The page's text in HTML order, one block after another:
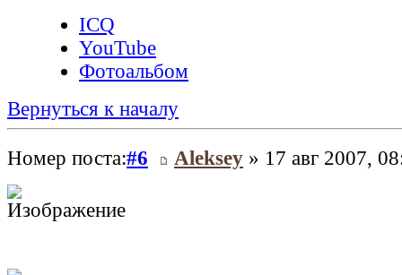
ICQ
YouTube
Фотоальбом
Вернуться к началу
Номер поста:#6 Aleksey » 17 авг 2007,